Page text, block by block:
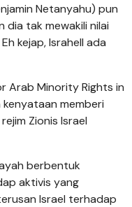
Netanyahu) pun
dia tak mewakili nilai
kejap, Israhell ada
Arab Minority Rights in
memberi
Zionis Israel
berbentuk
aktivis yang
Israel terhadap